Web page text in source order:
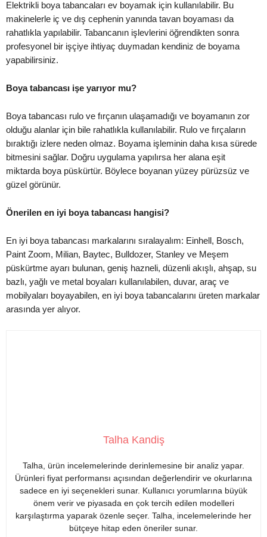
Elektrikli boya tabancaları ev boyamak için kullanılabilir. Bu
makinelerle iç ve dış cephenin yanında tavan boyaması da
rahatlıkla yapılabilir. Tabancanın işlevlerini öğrendikten sonra
profesyonel bir işçiye ihtiyaç duymadan kendiniz de boyama
yapabilirsiniz.
Boya tabancası işe yarıyor mu?
Boya tabancası rulo ve fırçanın ulaşamadığı ve boyamanın zor
olduğu alanlar için bile rahatlıkla kullanılabilir. Rulo ve fırçaların
bıraktığı izlere neden olmaz. Boyama işleminin daha kısa sürede
bitmesini sağlar. Doğru uygulama yapılırsa her alana eşit
miktarda boya püskürtür. Böylece boyanan yüzey pürüzsüz ve
güzel görünür.
Önerilen en iyi boya tabancası hangisi?
En iyi boya tabancası markalarını sıralayalım: Einhell, Bosch,
Paint Zoom, Milian, Baytec, Bulldozer, Stanley ve Meşem
püskürtme ayarı bulunan, geniş hazneli, düzenli akışlı, ahşap, su
bazlı, yağlı ve metal boyaları kullanılabilen, duvar, araç ve
mobilyaları boyayabilen, en iyi boya tabancalarını üreten markalar
arasında yer alıyor.
Talha Kandiş
Talha, ürün incelemelerinde derinlemesine bir analiz yapar.
Ürünleri fiyat performansı açısından değerlendirir ve okurlarına
sadece en iyi seçenekleri sunar. Kullanıcı yorumlarına büyük
önem verir ve piyasada en çok tercih edilen modelleri
karşılaştırma yaparak özenle seçer. Talha, incelemelerinde her
bütçeye hitap eden öneriler sunar.